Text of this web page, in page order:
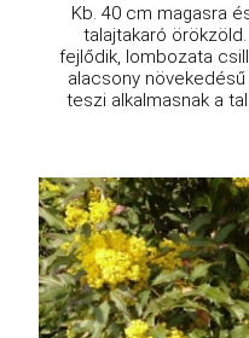
Kb. 40 cm magasra
talajtakaró
fejlődik, lombozata
alacsony
teszi alkalmasnak a